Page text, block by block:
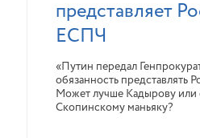
представляет
ЕСПЧ
«Путин передал
обязанность представлять
Может лучше Кадырову или
Скопинскому маньяку?